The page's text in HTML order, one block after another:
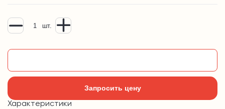
шт.
Запросить цену
Характеристики